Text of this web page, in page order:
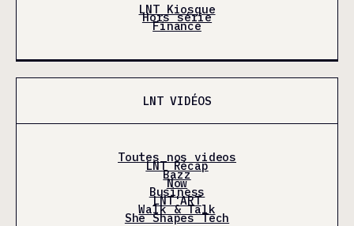
LNT Kiosque
Hors série
Finance
LNT VIDÉOS
Toutes nos videos
LNT Récap
Bazz
Now
Business
LNT'ART
Walk & Talk
She Shapes Tech